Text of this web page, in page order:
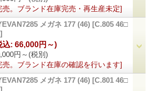
売。ブランド在庫完売・再生産未定]
メガネ 177 (46) [C.805 46□
]
円～ (税別)
込: 66,000円～)
売。ブランド在庫の確認を行います]
メガネ 177 (46) [C.801 46□
]